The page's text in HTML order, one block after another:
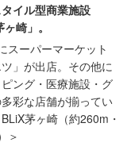
イル型商業施設
崎」。
スーパーマーケット
ツ」が出店。その他に
ング・医療施設・グ
彩な店舗が揃ってい
茅ヶ崎（約260m・
＞